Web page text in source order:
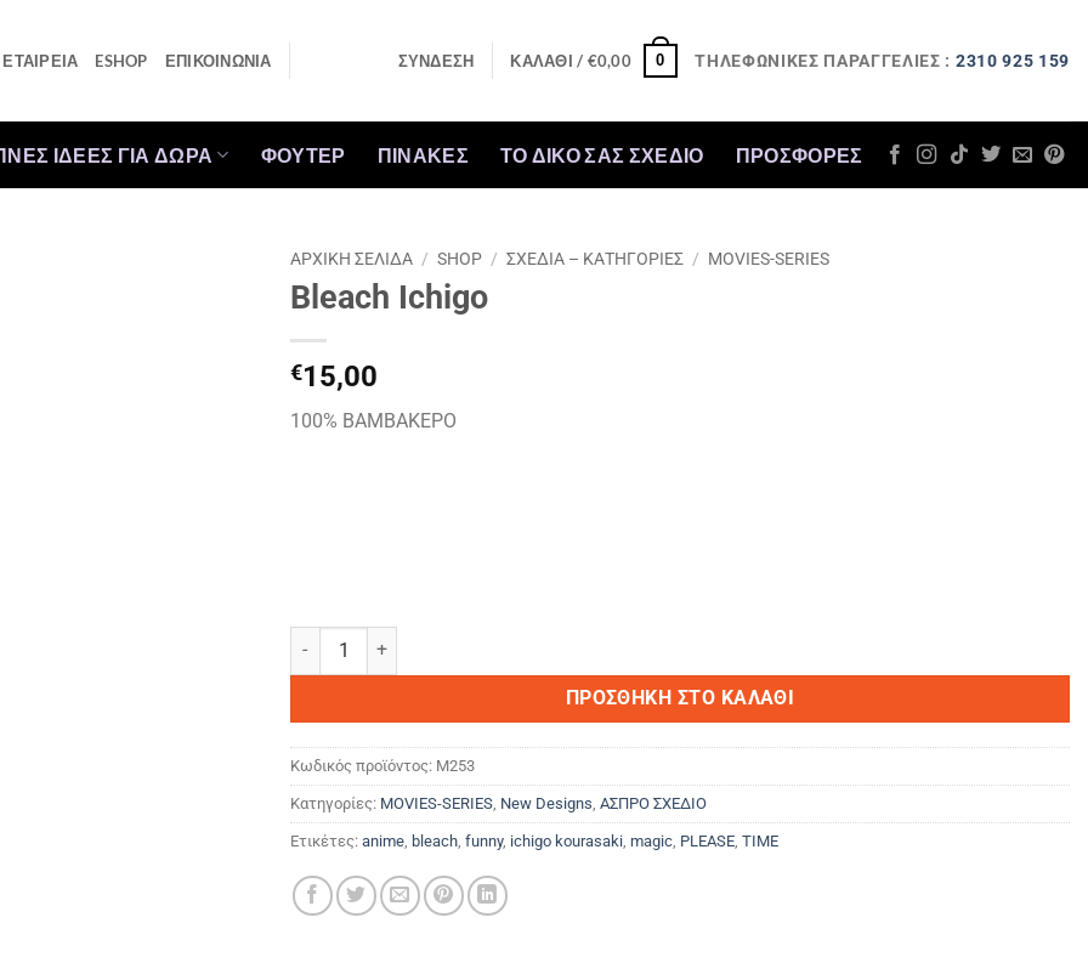
ΕΤΑΙΡΕΙΑ ESHOP ΕΠΙΚΟΙΝΩΝΙΑ ΣΎΝΔΕΣΗ ΚΑΛΆΘΙ / €0,00 0 ΤΗΛΕΦΩΝΙΚΕΣ ΠΑΡΑΓΓΕΛΙΕΣ : 2310 925 159
ΙΔΕΕΣ ΓΙΑ ΔΩΡΑ ΦΟΥΤΕΡ ΠΙΝΑΚΕΣ ΤΟ ΔΙΚΟ ΣΑΣ ΣΧΕΔΙΟ ΠΡΟΣΦΟΡΈΣ
ΑΡΧΙΚΉ ΣΕΛΊΔΑ / SHOP / ΣΧΕΔΙΑ – ΚΑΤΗΓΟΡΙΕΣ / MOVIES-SERIES
Bleach Ichigo
€15,00
100% ΒΑΜΒΑΚΕΡΟ
Bleach Ichigo ποσότητα
ΠΡΟΣΘΉΚΗ ΣΤΟ ΚΑΛΆΘΙ
Κωδικός προϊόντος: M253
Κατηγορίες: MOVIES-SERIES, New Designs, ΑΣΠΡΟ ΣΧΕΔΙΟ
Ετικέτες: anime, bleach, funny, ichigo kourasaki, magic, PLEASE, TIME